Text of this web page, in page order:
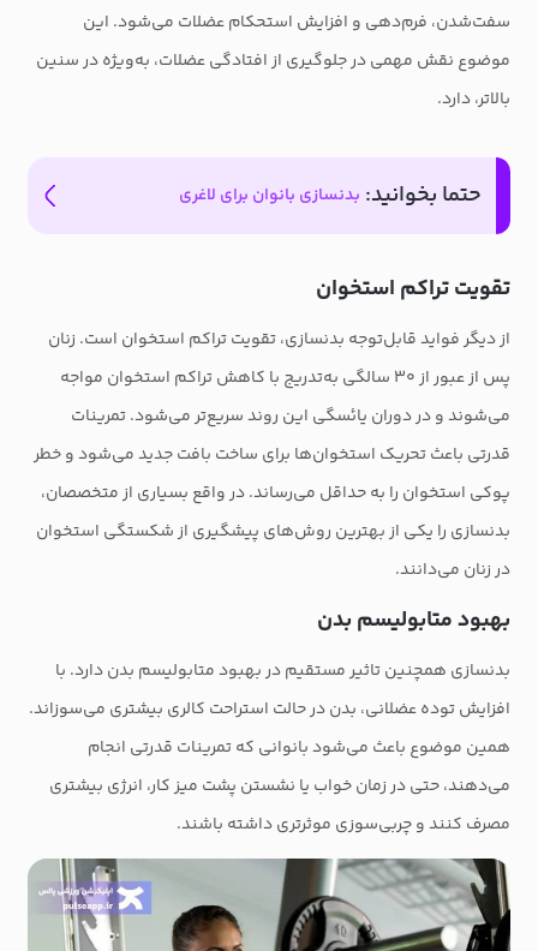
سفت‌شدن، فرم‌دهی و افزایش استحکام عضلات می‌شود. این
موضوع نقش مهمی در جلوگیری از افتادگی عضلات، به‌ویژه در سنین
بالاتر، دارد.
حتما بخوانید: بدنسازی بانوان برای لاغری
تقویت تراکم استخوان
از دیگر فواید قابل‌توجه بدنسازی، تقویت تراکم استخوان است. زنان
پس از عبور از ۳۰ سالگی به‌تدریج با کاهش تراکم استخوان مواجه
می‌شوند و در دوران یائسگی این روند سریع‌تر می‌شود. تمرینات
قدرتی باعث تحریک استخوان‌ها برای ساخت بافت جدید می‌شود و خطر
پوکی استخوان را به حداقل می‌رساند. در واقع بسیاری از متخصصان،
بدنسازی را یکی از بهترین روش‌های پیشگیری از شکستگی استخوان
در زنان می‌دانند.
بهبود متابولیسم بدن
بدنسازی همچنین تاثیر مستقیم در بهبود متابولیسم بدن دارد. با
افزایش توده عضلانی، بدن در حالت استراحت کالری بیشتری می‌سوزاند.
همین موضوع باعث می‌شود بانوانی که تمرینات قدرتی انجام
می‌دهند، حتی در زمان خواب یا نشستن پشت میز کار، انرژی بیشتری
مصرف کنند و چربی‌سوزی موثرتری داشته باشند.